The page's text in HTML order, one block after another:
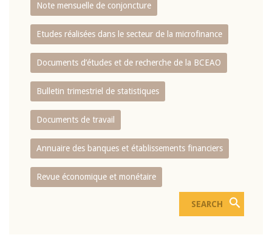
Note mensuelle de conjoncture
Etudes réalisées dans le secteur de la microfinance
Documents d’études et de recherche de la BCEAO
Bulletin trimestriel de statistiques
Documents de travail
Annuaire des banques et établissements financiers
Revue économique et monétaire